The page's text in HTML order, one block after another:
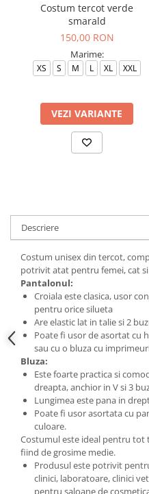
Costum tercot verde
smarald
150,00 RON
Marime:
XS S M L XL XXL
VEZI VARIANTE
Descriere
Costum unisex din tercot,
potrivit atat pentru femei, cat
Pantalonul:
Croiala este clasica, usor
pentru orice silueta
Are elastic lat in talie si 2
Poate fi usor de asortat cu
sau cu o bluza cu
Bluza:
Este foarte practica si
dreapta, anchior in V si 3
Lungimea este pana in
Poate fi usor asortata cu
culoare.
Costumul este ideal pentru
fiind de grosime medie.
Produsul este potrivit
clinici, laboratoare, clinici
pentru saloane de